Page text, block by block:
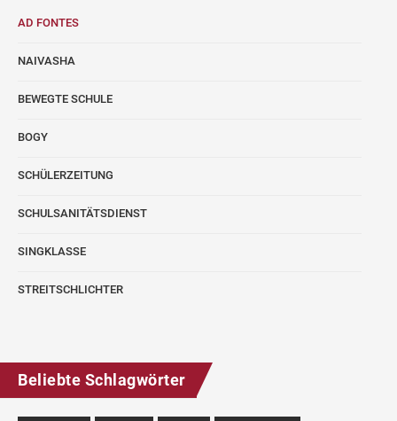
AD FONTES
NAIVASHA
BEWEGTE SCHULE
BOGY
SCHÜLERZEITUNG
SCHULSANITÄTSDIENST
SINGKLASSE
STREITSCHLICHTER
Beliebte Schlagwörter